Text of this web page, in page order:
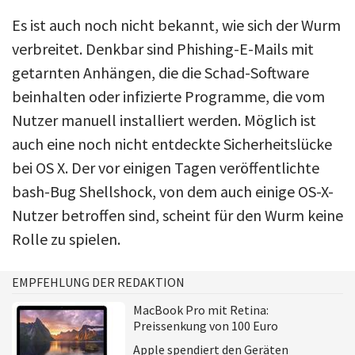
Es ist auch noch nicht bekannt, wie sich der Wurm
verbreitet. Denkbar sind Phishing-E-Mails mit
getarnten Anhängen, die die Schad-Software
beinhalten oder infizierte Programme, die vom
Nutzer manuell installiert werden. Möglich ist
auch eine noch nicht entdeckte Sicherheitslücke
bei OS X. Der vor einigen Tagen veröffentlichte
bash-Bug Shellshock, von dem auch einige OS-X-
Nutzer betroffen sind, scheint für den Wurm keine
Rolle zu spielen.
EMPFEHLUNG DER REDAKTION
MacBook Pro mit Retina:
Preissenkung von 100 Euro
Apple spendiert den Geräten